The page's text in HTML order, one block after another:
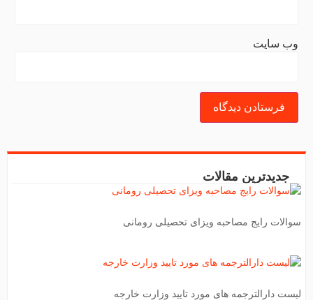
وب‌ سایت
جدیدترین مقالات
سوالات رایج مصاحبه ویزای تحصیلی رومانی
لیست دارالترجمه های مورد تایید وزارت خارجه